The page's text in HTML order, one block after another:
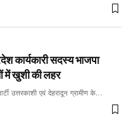
कार्यकारी सदस्य भाजपा
में खुशी की लहर
उत्तरकाशी एवं देहरादून ग्रामीण के…